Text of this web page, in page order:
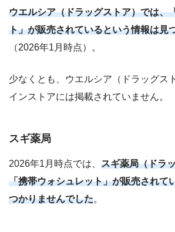
ウエルシア（ドラッグストア）では、
ト」が販売されているという情報は見
（2026年1月時点）。
少なくとも、ウエルシア（ドラッグス
インストアには掲載されていません。
スギ薬局
2026年1月時点では、 スギ薬局（ドラ
「携帯ウォシュレット」が販売されて
つかりませんでした。